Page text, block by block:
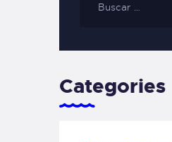
Categories